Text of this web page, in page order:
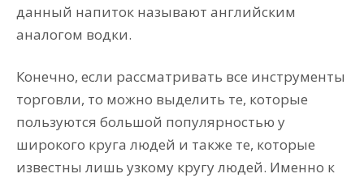
данный напиток называют английским
аналогом водки.
Конечно, если рассматривать все инструменты
торговли, то можно выделить те, которые
пользуются большой популярностью у
широкого круга людей и также те, которые
известны лишь узкому кругу людей. Именно к